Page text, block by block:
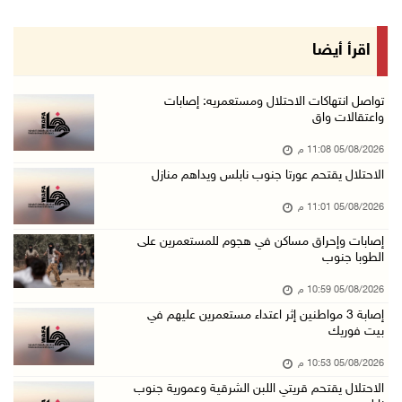
الرئيس يقلد عائلة القائد الوطني الراحل أحمد ع ...
باسم الرئيس: وزير الداخلية يمنح العميد جيسون ...
الاحتلال يقتحم كفر مالك ودير جرير ومستعمرون ي ...
"التربية" تخرج الفوج الأول من مدربي المعلمين ...
05/آب/2026 06:44 م
الهلال الأحمر: 8 إصابات إثر اعتداء الاحتلال ...
مخطط استعماري جديد في "جيلو" يهدد بعزل القدس ...
اقرأ أيضا
تواصل انتهاكات الاحتلال ومستعمريه: إصابات
واعتقالات واق
05/08/2026 11:08 م
الاحتلال يقتحم عورتا جنوب نابلس ويداهم منازل
05/08/2026 11:01 م
إصابات وإحراق مساكن في هجوم للمستعمرين على
الطوبا جنوب
05/08/2026 10:59 م
إصابة 3 مواطنين إثر اعتداء مستعمرين عليهم في
بيت فوريك
05/08/2026 10:53 م
الاحتلال يقتحم قريتي اللبن الشرقية وعمورية جنوب